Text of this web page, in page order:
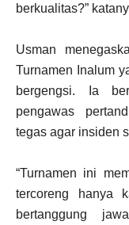
berkualitas?”
Usman
Turnamen Inalum
bergengsi. Ia
pengawas
tegas agar insiden
“Turnamen ini
tercoreng hanya
bertanggung